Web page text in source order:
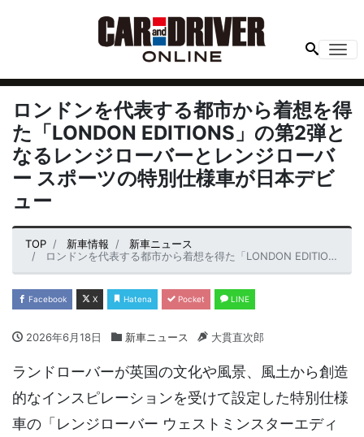
ロンドンを代表する都市から着想を得
た「LONDON EDITIONS」の第2弾と
なるレンジローバーとレンジローバ
ー スポーツの特別仕様車が日本デビ
ュー
TOP 新車情報
新車ニュース
ロンドンを代表する都市から着想を得た「LONDON EDITIONS」の第2弾となるレンジローバーとレンジローバー スポーツの特別仕様車が日本デビュー
Facebook X Hatena Pocket LINE
2026年6月18日 新車ニュース 大貫直次郎
ランドローバーが英国の文化や風景、風土から創造
的なインスピレーションを受けて設定した特別仕様
車の「レンジローバー ウェストミンスターエディ